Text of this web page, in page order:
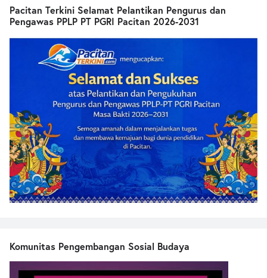
Pacitan Terkini Selamat Pelantikan Pengurus dan
Pengawas PPLP PT PGRI Pacitan 2026-2031
Komunitas Pengembangan Sosial Budaya